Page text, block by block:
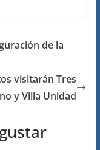
de la
visitarán Tres
y Villa Unidad